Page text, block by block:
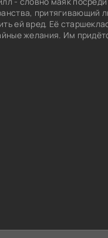
притягивающий
ей вред. Её
желания. Им